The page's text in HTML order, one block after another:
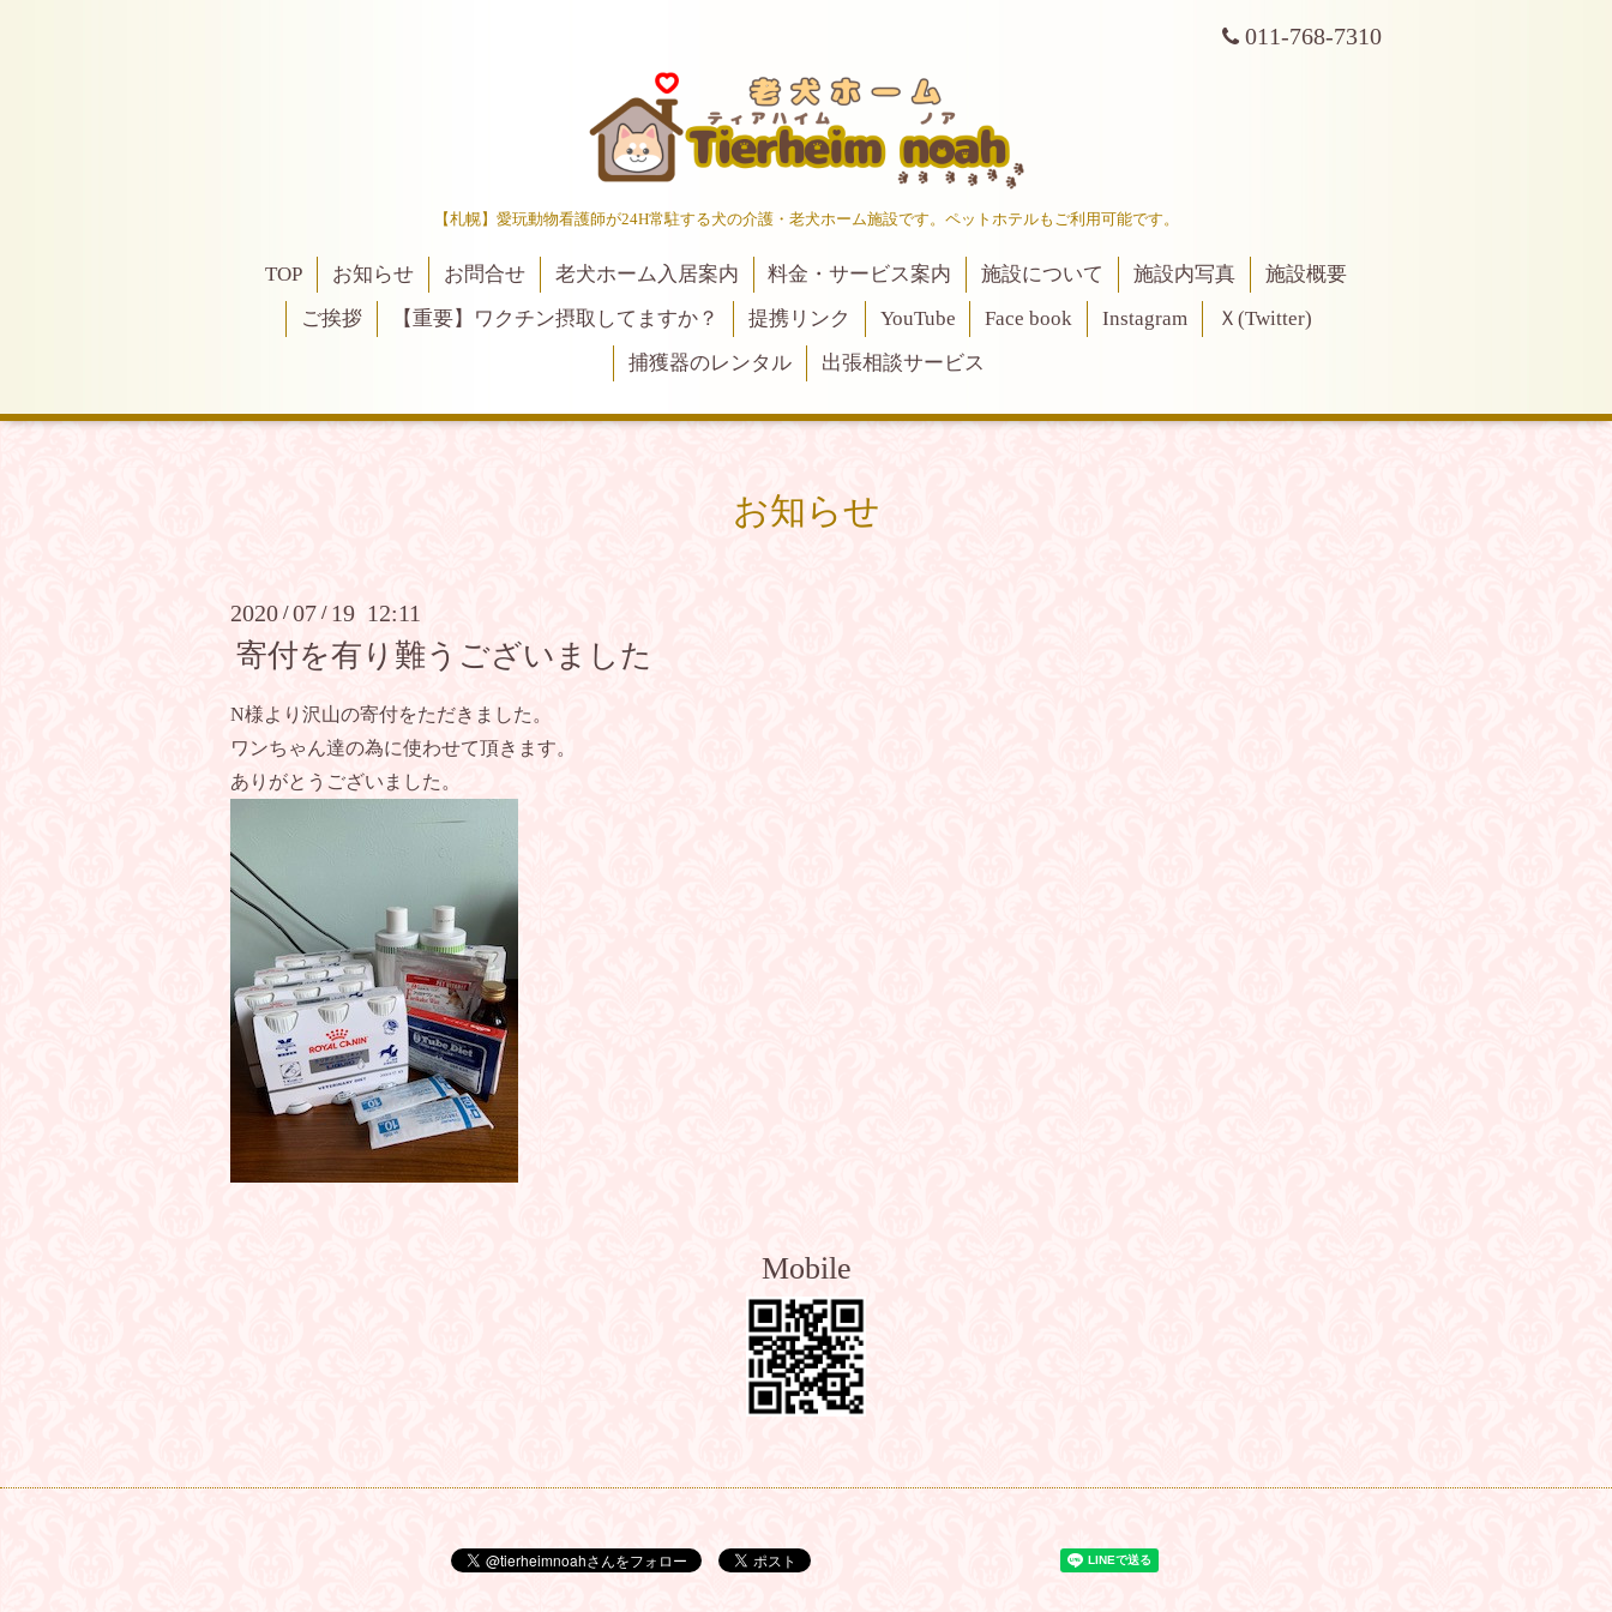
011-768-7310
【札幌】愛玩動物看護師が24H常駐する犬の介護・老犬ホーム施設です。ペットホテルもご利用可能です。
TOP お知らせ お問合せ 老犬ホーム入居案内 料金・サービス案内 施設について 施設内写真
施設概要
ご挨拶
【重要】ワクチン摂取してますか？ 提携リンク YouTube Face book Instagram
Ｘ(Twitter)
捕獲器のレンタル
出張相談サービス
お知らせ
2020 /07 / 19 12:11
寄付を有り難うございました
N様より沢山の寄付をただきました。
ワンちゃん達の為に使わせて頂きます。
ありがとうございました。
Mobile